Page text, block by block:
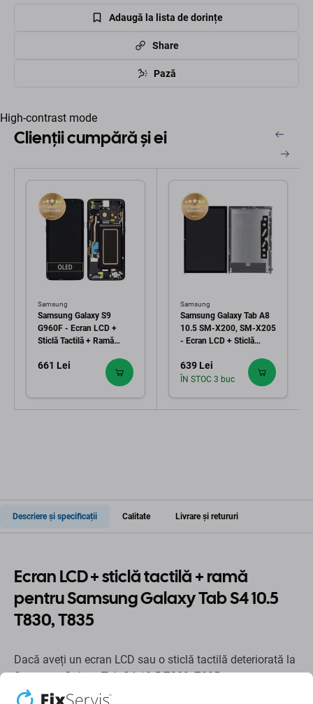
Adaugă la lista de dorințe
Share
Pază
High-contrast mode
Clienții cumpără și ei
Samsung
Samsung Galaxy S9
G960F - Ecran LCD +
Sticlă Tactilă + Ramă
21696A, GH97-21697A,
GH97-21724A Genuine
661 Lei
Samsung
Samsung Galaxy Tab A8
10.5 SM-X200, SM-X205
- Ecran LCD + Sticlă
Genuine Service Pack
639 Lei
ÎN STOC 3 buc
Descriere și specificații Calitate Livrare și retururi
Ecran LCD + sticlă tactilă + ramă
pentru Samsung Galaxy Tab S4 10.5
T830, T835
Dacă aveți un ecran LCD sau o sticlă tactilă deteriorată la
Samsung Galaxy Tab S4 10.5 T830, T835 , aceasta este
piesa de care aveți nevoie pentru a vă readuce